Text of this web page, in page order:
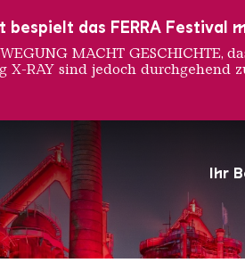
Ihr
bespielt das FERRA
MACHT
RAY sind jedoch durchgehend